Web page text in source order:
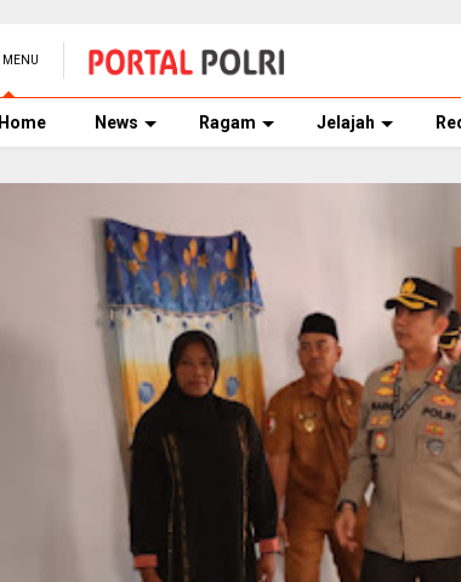
MENU
Home News Ragam Jelajah